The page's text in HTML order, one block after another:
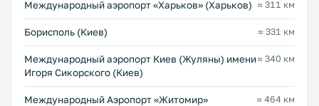
Международный аэропорт «Харьков» (Харьков) ≈ 311 км
Борисполь (Киев) ≈ 331 км
Международный аэропорт Киев (Жуляны) имени
Игоря Сикорского (Киев)
≈ 340 км
Международный Аэропорт «Житомир»
≈ 464 км